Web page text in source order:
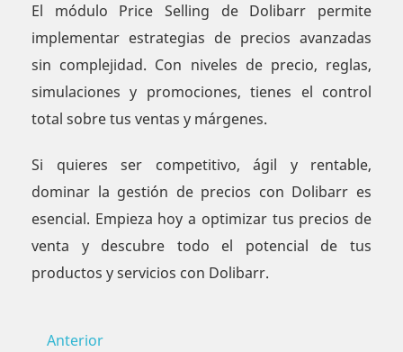
El módulo Price Selling de Dolibarr permite
implementar estrategias de precios avanzadas
sin complejidad. Con niveles de precio, reglas,
simulaciones y promociones, tienes el control
total sobre tus ventas y márgenes.
Si quieres ser competitivo, ágil y rentable,
dominar la gestión de precios con Dolibarr es
esencial. Empieza hoy a optimizar tus precios de
venta y descubre todo el potencial de tus
productos y servicios con Dolibarr.
Anterior